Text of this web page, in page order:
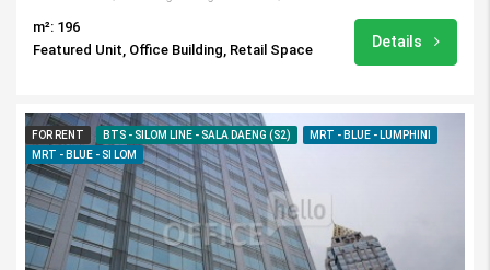
m²: 196
Featured Unit, Office Building, Retail Space
Details
FOR RENT BTS - SILOM LINE - SALA DAENG (S2)
MRT - BLUE - LUMPHINI
MRT - BLUE - SI LOM